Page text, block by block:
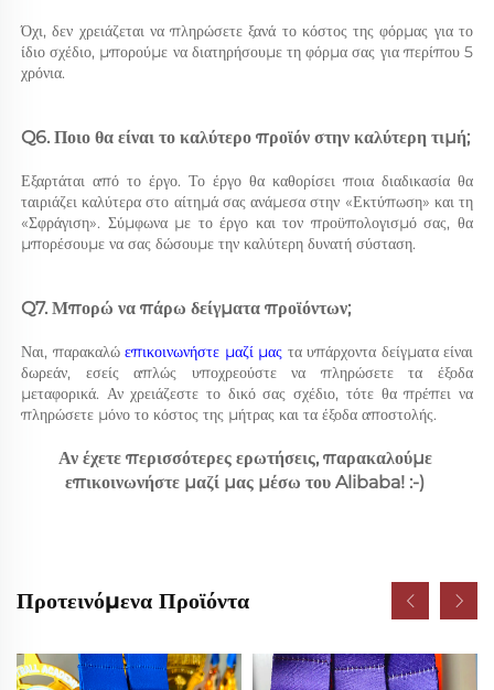
Όχι, δεν χρειάζεται να πληρώσετε ξανά το κόστος της φόρμας για το
ίδιο σχέδιο, μπορούμε να διατηρήσουμε τη φόρμα σας για περίπου 5
χρόνια.
Εξαρτάται από το έργο. Το έργο θα καθορίσει ποια διαδικασία θα
ταιριάζει καλύτερα στο αίτημά σας ανάμεσα στην «Εκτύπωση» και τη
«Σφράγιση». Σύμφωνα με το έργο και τον προϋπολογισμό σας, θα
μπορέσουμε να σας δώσουμε την καλύτερη δυνατή σύσταση.
Q7. Μπορώ να πάρω δείγματα προϊόντων;
Ναι, παρακαλώ επικοινωνήστε μαζί μας τα υπάρχοντα δείγματα είναι
δωρεάν, εσείς απλώς υποχρεούστε να πληρώσετε τα έξοδα
μεταφορικά. Αν χρειάζεστε το δικό σας σχέδιο, τότε θα πρέπει να
πληρώσετε μόνο το κόστος της μήτρας και τα έξοδα αποστολής.
Αν έχετε περισσότερες ερωτήσεις, παρακαλούμε
επικοινωνήστε μαζί μας μέσω του Alibaba! :-)
Προτεινόμενα Προϊόντα